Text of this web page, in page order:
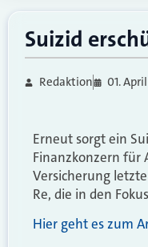
Suizid
Redaktion 01.
Erneut sorgt ein
Finanzkonzern für
Versicherung
Re, die in den
Hier geht es zum